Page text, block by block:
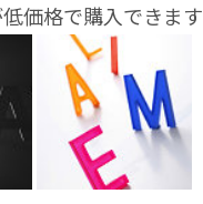
価格で購入できます